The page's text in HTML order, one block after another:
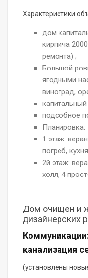
Характеристики
дом
кирпича
ремонта) ;
Большой
ягодными
виноград,
подсобное
Планировка:
1 этаж:
погреб,
2й этаж:
холл, 4
Дом очищен и
дизайнерских
канализация
(установлены